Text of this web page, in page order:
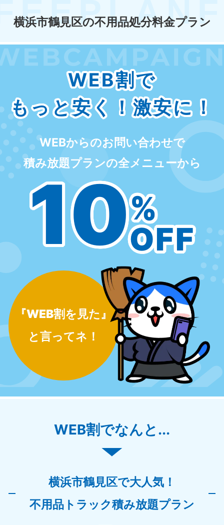
横浜市鶴見区の不用品処分料金プラン
WEB割で
もっと安く！激安に！
WEBからのお問い合わせで
積み放題プランの全メニューから
10%
OFF
『WEB割を見た』
と言ってネ！
WEB割でなんと...
横浜市鶴見区で大人気！
不用品トラック積み放題プラン